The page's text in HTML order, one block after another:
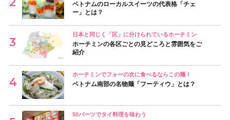
ベトナムのローカルスイーツの代表格「チェ
ー」とは？
日本と同じく「区」に分けられているホーチミン
ホーチミンの各区ごとの見どころと雰囲気をご
紹介
ホーチミンでフォーの次に食べるならこの麺！
ベトナム南部の名物麺「フーティウ」とは？
50バーツでタイ料理を味わう